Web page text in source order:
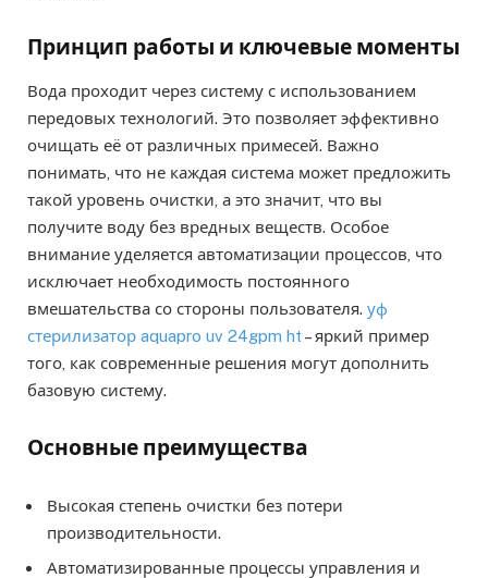
Принцип работы и ключевые моменты
Вода проходит через систему с использованием
передовых технологий. Это позволяет эффективно
очищать её от различных примесей. Важно
понимать, что не каждая система может предложить
такой уровень очистки, а это значит, что вы
получите воду без вредных веществ. Особое
внимание уделяется автоматизации процессов, что
исключает необходимость постоянного
вмешательства со стороны пользователя. уф
стерилизатор aquapro uv 24gpm ht – яркий пример
того, как современные решения могут дополнить
базовую систему.
Основные преимущества
Высокая степень очистки без потери
производительности.
Автоматизированные процессы управления и